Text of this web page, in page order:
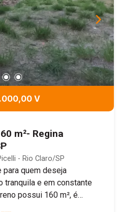
V
m²- Regina
- Rio Claro/SP
para quem deseja
tranquila e em constante